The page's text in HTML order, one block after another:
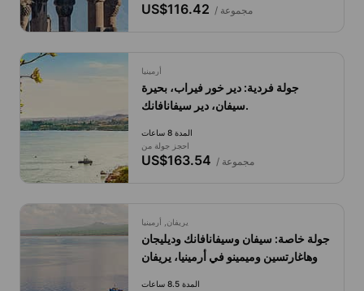
US$116.42 / مجموعة
أرمينيا
جولة فردية: دير خور فيراب، بحيرة
سيفان، دير سيفانافانك.
المدة 8 ساعات
احجز جولة من
US$163.54 / مجموعة
يريفان, أرمينيا
جولة خاصة: سيفان وسيفانافانك وديليجان
وهاغارتسين وميمينو في أرمينيا، يريفان
المدة 8.5 ساعات